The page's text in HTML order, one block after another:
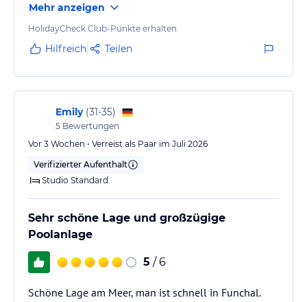
Mehr anzeigen
HolidayCheck Club-Punkte erhalten
Hilfreich Teilen
Emily (31-35)
5 Bewertungen
Vor 3 Wochen • Verreist als Paar im Juli 2026
Verifizierter Aufenthalt
Studio Standard
Sehr schöne Lage und großzügige
Poolanlage
5 / 6
Schöne Lage am Meer, man ist schnell in Funchal.